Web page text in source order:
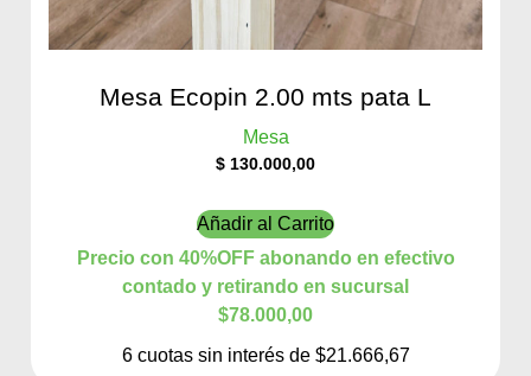
Mesa Ecopin 2.00 mts pata L
Mesa
$ 130.000,00
Añadir al Carrito
Precio con 40%OFF abonando en efectivo
contado y retirando en sucursal
$78.000,00
6 cuotas sin interés de $21.666,67